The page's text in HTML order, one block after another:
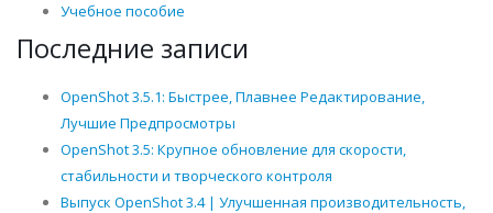
Учебное пособие
Последние записи
OpenShot 3.5.1: Быстрее, Плавнее Редактирование,
Лучшие Предпросмотры
OpenShot 3.5: Крупное обновление для скорости,
стабильности и творческого контроля
Выпуск OpenShot 3.4 | Улучшенная производительность,